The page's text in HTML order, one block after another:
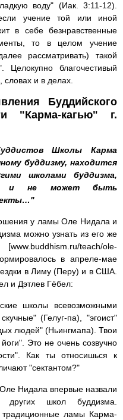
воду" (Иак. 3:11-12).
учение той или иной
в себе безнравственные
то в целом учение
рассматривать) такой
Целокупно благочестивый
словах и в делах.
Буддийского
"Карма-кагью" г.
Школы Карма
буддизму, находится
школами буддизма,
и не может быть
у ламы Оле Нидала и
можно узнать из его же
teach/ole-
в апреле-мае
в Лиму (Перу) и в США.
и Дэтлев Гёбел:
школы всевозможными
(Гелуг-па), "эгоист"
людей" (Ньингмапа). Твои
Это не очень созвучно
Как ты относишься к
"сектантом?"
Нидала впервые назвали
других школ буддизма.
ламы Карма-